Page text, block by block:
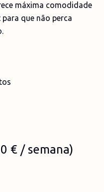
máxima comodidade
que não perca
€ / semana)